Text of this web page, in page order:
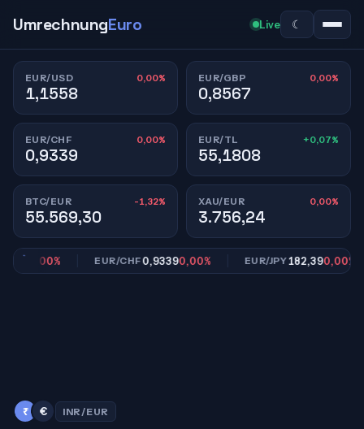
UmrechnungEuro Live ☾
EUR/USD 0,00%
1,1558
EUR/GBP 0,00%
0,8567
EUR/CHF 0,00%
0,9339
EUR/TL +0,07%
55,1808
BTC/EUR -1,32%
55.569,30
XAU/EUR 0,00%
3.756,24
0,00% EUR/CHF0,93390,00% EUR/JPY182,390,00%
₹ € INR/EUR